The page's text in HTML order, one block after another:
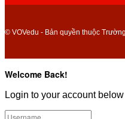
© VOVedu - Bản quyền thuộc
Welcome Back!
Login to your account below